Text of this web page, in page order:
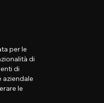
per le
di
di
aziendale
le